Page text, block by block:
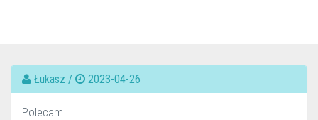
Łukasz / 2023-04-26
Polecam